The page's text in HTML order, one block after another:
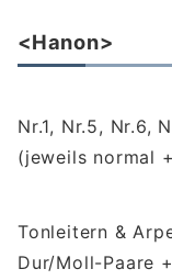
<Hanon>
Nr.1, Nr.5, Nr.6,
(jeweils
Tonleitern &
Dur/Moll-Paare